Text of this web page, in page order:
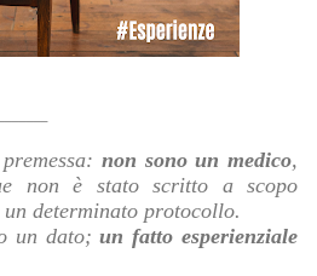
non sono un medico,
non è stato scritto a scopo
determinato protocollo.
un dato;un fatto esperienziale